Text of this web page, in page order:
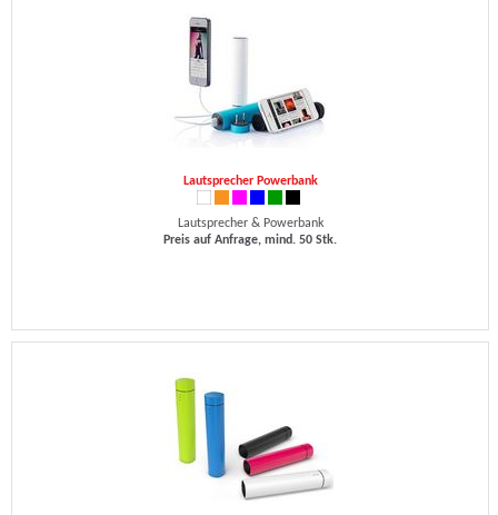
Lautsprecher Powerbank
Lautsprecher & Powerbank
Preis auf Anfrage, mind. 50 Stk.